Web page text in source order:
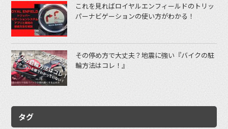
これを見ればロイヤルエンフィールドのトリッ
パーナビゲーションの使い方がわかる！
その停め方で大丈夫？地震に強い『バイクの駐
輪方法はコレ！』
タグ